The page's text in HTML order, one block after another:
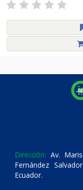
Dirección: Av.
Fernández
Ecuador.